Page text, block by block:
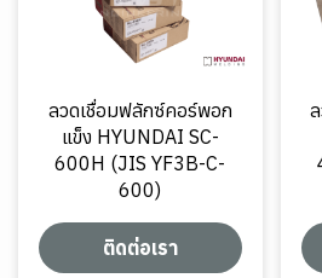
ลวดเชื่อมฟลักซ์คอร์พอก
แข็ง HYUNDAI SC-
600H (JIS YF3B-C-
600)
ติดต่อเรา